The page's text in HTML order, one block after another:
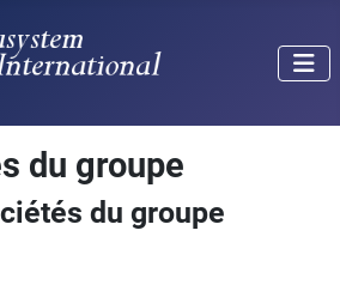
du groupe
du groupe